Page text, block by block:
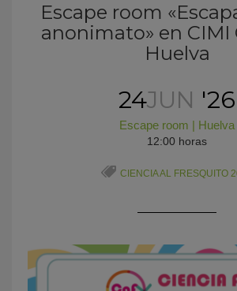
Escape room
anonimato» en CIMI
Huelva
24JUN '26
Escape room | Huelva
12:00 horas
CIENCIA AL FRESQUITO